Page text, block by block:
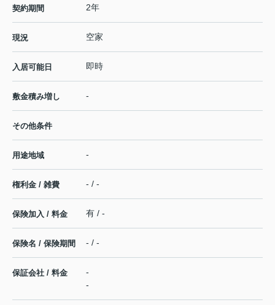
契約期間 2年
現況 空家
入居可能日 即時
敷金積み増し -
その他条件
用途地域 -
権利金 / 雑費 - / -
保険加入 / 料金 有 / -
保険名 / 保険期間 - / -
保証会社 / 料金
-
-